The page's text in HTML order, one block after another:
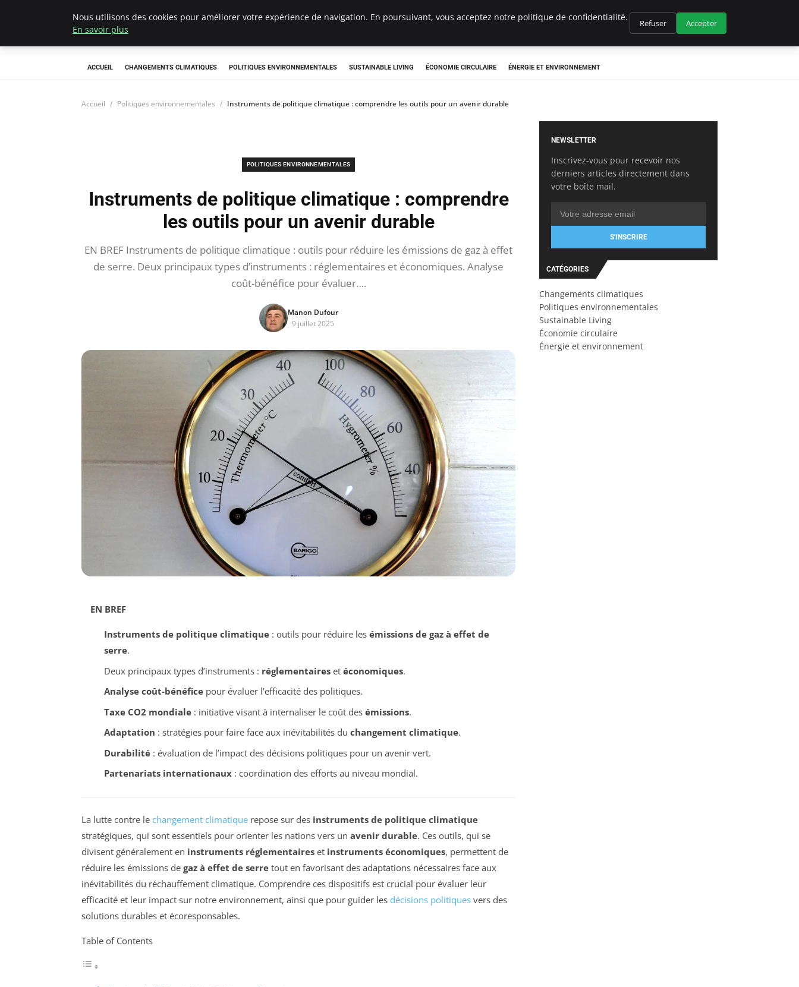
Climategatecountryclub.com
ACCUEIL CHANGEMENTS CLIMATIQUES POLITIQUES ENVIRONNEMENTALES SUSTAINABLE LIVING ÉCONOMIE CIRCULAIRE ÉNERGIE ET ENVIRONNEMENT
Accueil Politiques environnementales Instruments de politique climatique : comprendre les outils pour un avenir durable
POLITIQUES ENVIRONNEMENTALES
Instruments de politique climatique : comprendre
les outils pour un avenir durable
EN BREF Instruments de politique climatique : outils pour réduire les émissions de gaz à effet
de serre. Deux principaux types d’instruments : réglementaires et économiques. Analyse
coût-bénéfice pour évaluer….
Manon Dufour
9 juillet 2025
EN BREF
Instruments de politique climatique: outils pour réduire les émissions de gaz à effet de
serre.
Deux principaux types d’instruments : réglementaireset économiques.
Analyse coût-bénéficepour évaluer l’efficacité des politiques.
Taxe CO2 mondiale: initiative visant à internaliser le coût des émissions.
Adaptation : stratégies pour faire face aux inévitabilités du changement climatique.
Durabilité: évaluation de l’impact des décisions politiques pour un avenir vert.
Partenariats internationaux: coordination des efforts au niveau mondial.
La lutte contre le changement climatique repose sur des instruments de politique climatique
stratégiques, qui sont essentiels pour orienter les nations vers un avenir durable. Ces outils, qui se
divisent généralement en instruments réglementaires et instruments économiques, permettent de
réduire les émissions de gaz à effet de serre tout en favorisant des adaptations nécessaires face aux
inévitabilités du réchauffement climatique. Comprendre ces dispositifs est crucial pour évaluer leur
efficacité et leur impact sur notre environnement, ainsi que pour guider les décisions politiques vers des
solutions durables et écoresponsables.
Table of Contents
NEWSLETTER
Inscrivez-vous pour recevoir nos
derniers articles directement dans
votre boîte mail.
S'INSCRIRE
CATÉGORIES
Changements climatiques
Politiques environnementales
Sustainable Living
Économie circulaire
Énergie et environnement
Nous utilisons des cookies pour améliorer votre expérience de navigation. En poursuivant, vous acceptez notre politique de confidentialité.
En savoir plus
Refuser Accepter